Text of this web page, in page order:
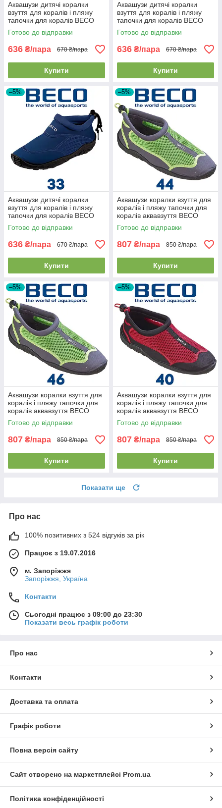
Аквашузи дитячі коралки
взуття для коралів і пляжу
тапочки для коралів BECO
92171 7 темно-сині (31р.)
Готово до відправки
636 ₴/пара 670 ₴/пара
Купити
Аквашузи дитячі коралки
взуття для коралів і пляжу
тапочки для коралів BECO
92171 40 рожево-чорні (30р.)
Готово до відправки
636 ₴/пара 670 ₴/пара
Купити
–5%
Аквашузи дитячі коралки
взуття для коралів і пляжу
тапочки для коралів BECO
92171 7 темно-сині (33р.)
Готово до відправки
636 ₴/пара 670 ₴/пара
Купити
–5%
Аквашузи коралки взуття для
коралів і пляжу тапочки для
коралів аквавзуття BECO
90661 118 сіро-зелені (44р.)
Готово до відправки
807 ₴/пара 850 ₴/пара
Купити
–5%
Аквашузи коралки взуття для
коралів і пляжу тапочки для
коралів аквавзуття BECO
90661 118 сіро-зелені (46р.)
Готово до відправки
807 ₴/пара 850 ₴/пара
Купити
–5%
Аквашузи коралки взуття для
коралів і пляжу тапочки для
коралів аквавзуття BECO
90661 50 червоно-чорні
(40р.)
Готово до відправки
807 ₴/пара 850 ₴/пара
Купити
Показати ще
Про нас
100% позитивних з 524 відгуків за рік
Працює з 19.07.2016
м. Запоріжжя
Запоріжжя, Україна
Контакти
Сьогодні працює з 09:00 до 23:30
Показати весь графік роботи
Про нас
Контакти
Доставка та оплата
Графік роботи
Повна версія сайту
Сайт створено на маркетплейсі Prom.ua
Політика конфіденційності